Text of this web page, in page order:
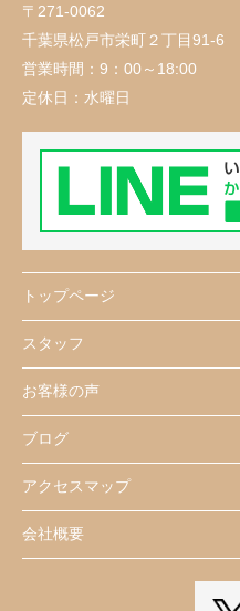
〒271-0062
千葉県松戸市栄町２丁目91-6
営業時間： 9：00～18:00
定休日： 水曜日
トップページ
スタッフ
お客様の声
ブログ
アクセスマップ
会社概要